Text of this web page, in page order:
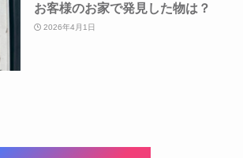
お客様のお家で発見した物は？
2026年4月1日